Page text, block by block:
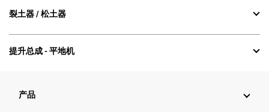
裂土器 / 松土器
提升总成 - 平地机
产品